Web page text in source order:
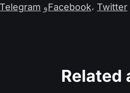
Facebook، Twitter و Telegram
Related